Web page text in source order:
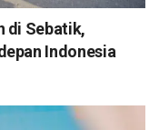
di Sebatik,
Indonesia